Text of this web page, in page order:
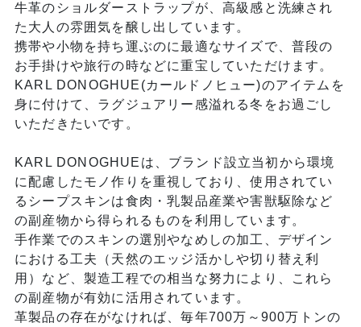
牛革のショルダーストラップが、高級感と洗練され
た大人の雰囲気を醸し出しています。
携帯や小物を持ち運ぶのに最適なサイズで、普段の
お手掛けや旅行の時などに重宝していただけます。
KARL DONOGHUE(カールドノヒュー)のアイテムを
身に付けて、ラグジュアリー感溢れる冬をお過ごし
いただきたいです。
KARL DONOGHUEは、ブランド設立当初から環境
に配慮したモノ作りを重視しており、使用されてい
るシープスキンは食肉・乳製品産業や害獣駆除など
の副産物から得られるものを利用しています。
手作業でのスキンの選別やなめしの加工、デザイン
における工夫（天然のエッジ活かしや切り替え利
用）など、製造工程での相当な努力により、これら
の副産物が有効に活用されています。
革製品の存在がなければ、毎年700万～900万トンの